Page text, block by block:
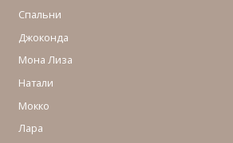
Cпальни
Джоконда
Мона Лиза
Натали
Мокко
Лара